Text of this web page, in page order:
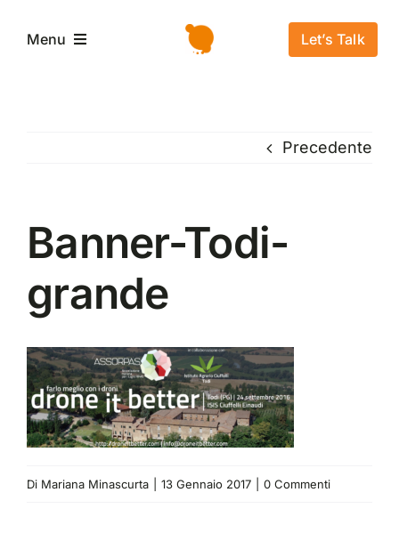
Menu
News
Let’s Talk
Precedente
Banner-Todi-
grande
Di Mariana Minascurta 13 Gennaio 2017 0 Commenti